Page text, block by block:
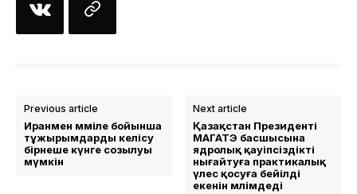
Previous article
Иранмен мәміле бойынша
тұжырымдарды келісу
бірнеше күнге созылуы
мүмкін
Next article
Қазақстан Президенті
МАГАТЭ басшысына
ядролық қауіпсіздікті
нығайтуға практикалық
үлес қосуға бейілді
екенін мәлімдеді